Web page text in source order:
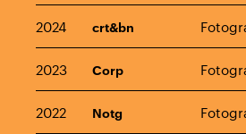
2024 crt&bn
2023 Corp
2022 Notg